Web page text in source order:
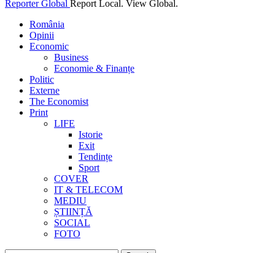
Reporter Global Report Local. View Global.
România
Opinii
Economic
Business
Economie & Finanțe
Politic
Externe
The Economist
Print
LIFE
Istorie
Exit
Tendințe
Sport
COVER
IT & TELECOM
MEDIU
ȘTIINȚĂ
SOCIAL
FOTO